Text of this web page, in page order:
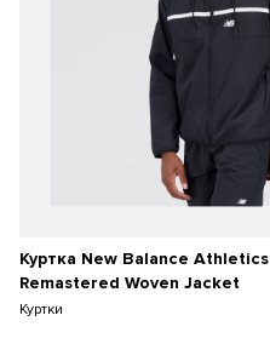
Куртка New Balance Athletics
Remastered Woven Jacket
Куртки